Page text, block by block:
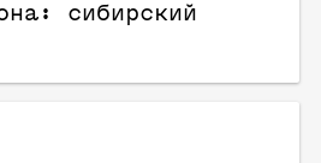
сибирский